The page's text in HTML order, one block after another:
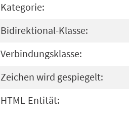
Kategorie:
Bidirektional-Klasse:
Verbindungsklasse:
Zeichen wird gespiegelt:
HTML-Entität: